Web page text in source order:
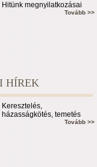
Hitünk megnyilatkozásai
Tovább >>
HÍREK
Keresztelés,
házasságkötés, temetés
Tovább >>